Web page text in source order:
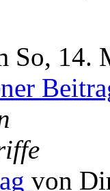
So, 14.
von